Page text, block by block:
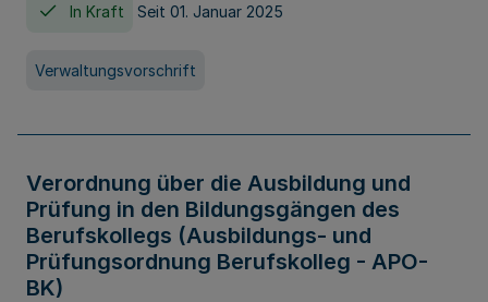
In Kraft Seit 01. Januar 2025
Verwaltungsvorschrift
Verordnung über die Ausbildung und
Prüfung in den Bildungsgängen des
Berufskollegs (Ausbildungs- und
Prüfungsordnung Berufskolleg - APO-
BK)